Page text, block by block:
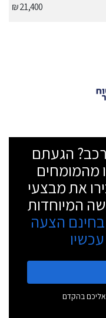
21,400 ₪
רכב? הגעתם
מהמומחים
את מבצעי
המיוחדות
בחינם הצעה
אליכם בהקדם